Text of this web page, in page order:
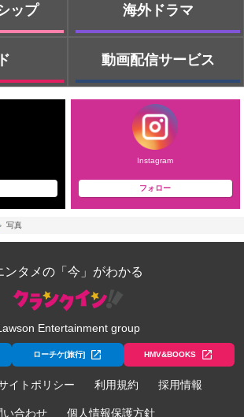
ップ 海外ドラマ
動画配信サービス
Instagram
フォロー
写真
ンタメの「今」がわかる
Entertainment group
ローチケ[旅行] HMV&BOOKS
イトポリシー 利用規約 採用情報
い合わせ 個人情報保護方針